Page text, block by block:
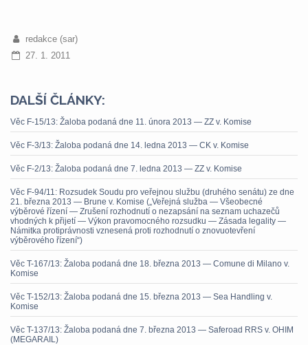
redakce (sar)
27. 1. 2011
DALŠÍ ČLÁNKY:
Věc F-15/13: Žaloba podaná dne 11. února 2013 — ZZ v. Komise
Věc F-3/13: Žaloba podaná dne 14. ledna 2013 — CK v. Komise
Věc F-2/13: Žaloba podaná dne 7. ledna 2013 — ZZ v. Komise
Věc F-94/11: Rozsudek Soudu pro veřejnou službu (druhého senátu) ze dne
21. března 2013 — Brune v. Komise („Veřejná služba — Všeobecné
výběrové řízení — Zrušení rozhodnutí o nezapsání na seznam uchazečů
vhodných k přijetí — Výkon pravomocného rozsudku — Zásada legality —
Námitka protiprávnosti vznesená proti rozhodnutí o znovuotevření
výběrového řízení“)
Věc T-167/13: Žaloba podaná dne 18. března 2013 — Comune di Milano v.
Komise
Věc T-152/13: Žaloba podaná dne 15. března 2013 — Sea Handling v.
Komise
Věc T-137/13: Žaloba podaná dne 7. března 2013 — Saferoad RRS v. OHIM
(MEGARAIL)